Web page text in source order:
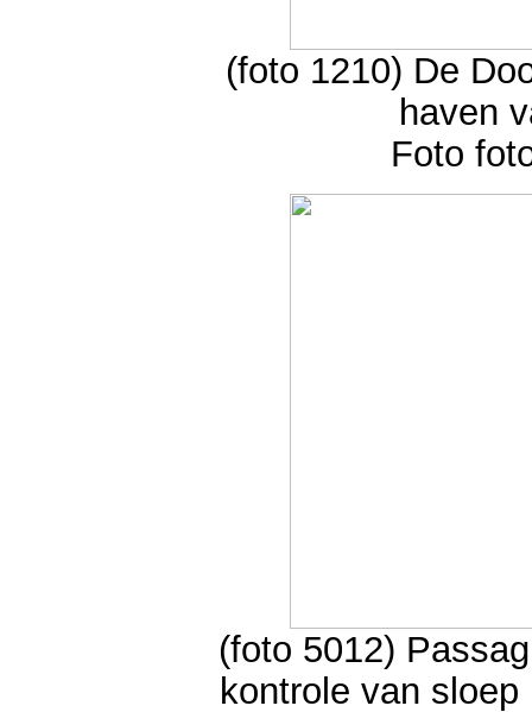
(foto 1210) De
haven
Foto
(foto 5012)
kontrole van